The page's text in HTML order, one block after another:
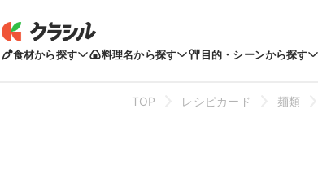
食材から探す 料理名から探す 目的・シーンから探す
TOP レシピカード 麺類